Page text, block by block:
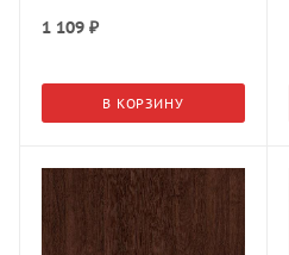
1 109 ₽
В КОРЗИНУ